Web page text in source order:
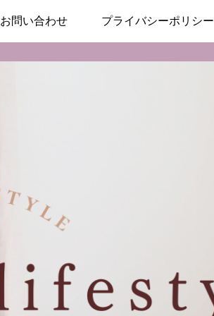
お問い合わせ プライバシーポリシー